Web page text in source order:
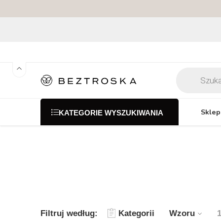
KATEGORIE WYSZUKIWANIA Sklep
Filtruj według: Kategorii Wzoru